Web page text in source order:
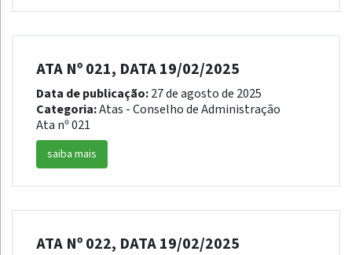
ATA Nº 021, DATA 19/02/2025
Data de publicação:27 de agosto de 2025
Categoria:Atas - Conselho de Administração
Ata nº 021
saiba mais
ATA Nº 022, DATA 19/02/2025